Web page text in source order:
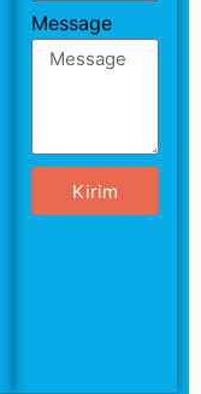
Message
Kirim